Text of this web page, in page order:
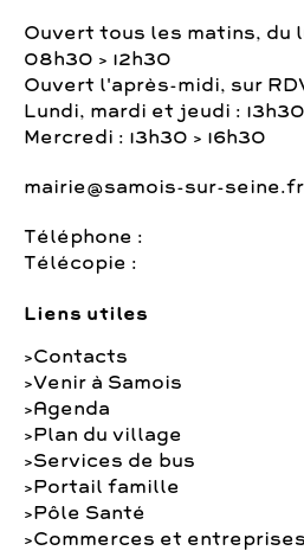
Ouvert tous les matins, du
08h30 > 12h30
Ouvert l'après-midi, sur
Lundi, mardi et jeudi : 13h30
Mercredi : 13h30 > 16h30
mairie@samois-sur-seine.fr
Téléphone :
Télécopie :
Liens utiles
Contacts
Venir à Samois
Agenda
Plan du village
Services de bus
Portail famille
Pôle Santé
Commerces et